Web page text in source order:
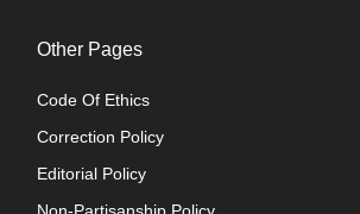
Other Pages
Code Of Ethics
Correction Policy
Editorial Policy